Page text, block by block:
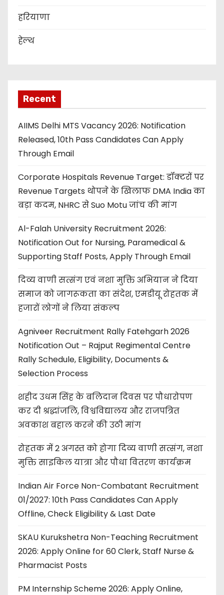
हरियाणा
हेल्थ
Recent
AIIMS Delhi MTS Vacancy 2026: Notification
Released, 10th Pass Candidates Can Apply
Through Email
Corporate Hospitals Revenue Target: डॉक्टरों पर
Revenue Targets थोपने के खिलाफ DMA India का
बड़ा कदम, NHRC से Suo Motu जांच की मांग
Al-Falah University Recruitment 2026:
Notification Out for Nursing, Paramedical &
Supporting Staff Posts, Apply Through Email
दिव्य वाणी सत्संग एवं नशा मुक्ति अभियान ने दिया
समाज को जागरूकता का संदेश, एमडीयू रोहतक में
हजारों लोगों ने लिया संकल्प
Agniveer Recruitment Rally Fatehgarh 2026
Notification Out – Rajput Regimental Centre
Rally Schedule, Eligibility, Documents &
Selection Process
शहीद उधम सिंह के बलिदान दिवस पर पौधारोपण
कर दी श्रद्धांजलि, विश्वविद्यालय और राजपत्रित
अवकाश बहाल करने की उठी मांग
रोहतक में 2 अगस्त को होगा दिव्य वाणी सत्संग, नशा
मुक्ति साइकिल यात्रा और पौधा वितरण कार्यक्रम
Indian Air Force Non-Combatant Recruitment
01/2027: 10th Pass Candidates Can Apply
Offline, Check Eligibility & Last Date
SKAU Kurukshetra Non-Teaching Recruitment
2026: Apply Online for 60 Clerk, Staff Nurse &
Pharmacist Posts
PM Internship Scheme 2026: Apply Online,